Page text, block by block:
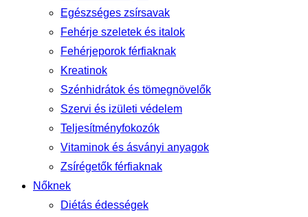
Egészséges zsírsavak
Fehérje szeletek és italok
Fehérjeporok férfiaknak
Kreatinok
Szénhidrátok és tömegnövelők
Szervi és izületi védelem
Teljesítményfokozók
Vitaminok és ásványi anyagok
Zsírégetők férfiaknak
Nőknek
Diétás édességek